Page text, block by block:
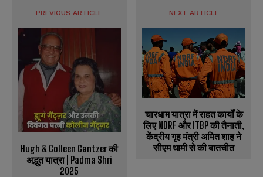
PREVIOUS ARTICLE
Hugh & Colleen Gantzer की
अद्भुत यात्रा | Padma Shri
2025
NEXT ARTICLE
चारधाम यात्रा में राहत कार्यों के
लिए NDRF और ITBP की तैनाती,
केंद्रीय गृह मंत्री अमित शाह ने
सीएम धामी से की बातचीत